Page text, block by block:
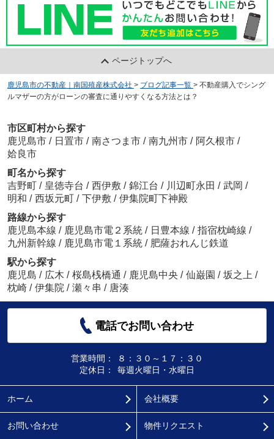
ページトップへ
鹿児島市の不動産｜南国殖産株式会社 > ブログ記事一覧 > 不動産購入でシング
ルマザーの方がローンの審査に通りやすくなる方法とは？
市区町村から探す
鹿児島市 / 日置市 / 南さつま市 / 南九州市 / 阿久根市 /
姶良市
町名から探す
吉野町 / 皇徳寺台 / 西伊敷 / 錦江台 / 川辺町永田 / 武岡 /
明和 / 西坂元町 / 下伊敷 / 伊集院町下神殿
路線から探す
鹿児島本線 / 鹿児島市電２系統 / 日豊本線 / 指宿枕崎線 /
九州新幹線 / 鹿児島市電１系統 / 肥薩おれんじ鉄道
駅から探す
鹿児島 / 広木 / 桜島桟橋通 / 鹿児島中央 / 仙巌園 / 坂之上 /
枕崎 / 伊集院 / 瀬々串 / 唐湊
電話でお問い合わせ
営業時間：
８：３０～１７：３０
定休日：
毎週火曜日・水曜日
ホーム 会社概要
お問い合わせ 物件リクエスト